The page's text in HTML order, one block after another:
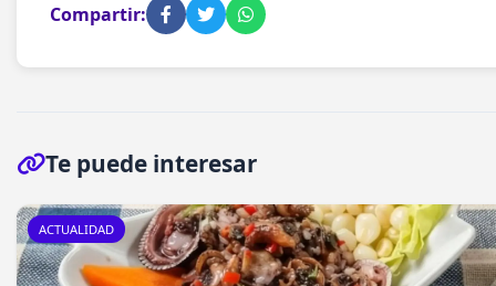
Compartir:
Te puede interesar
ACTUALIDAD